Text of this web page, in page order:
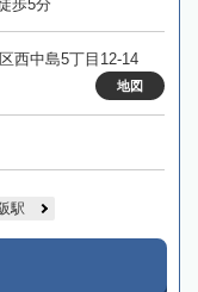
歩5分
西中島5丁目12-14
地図
駅